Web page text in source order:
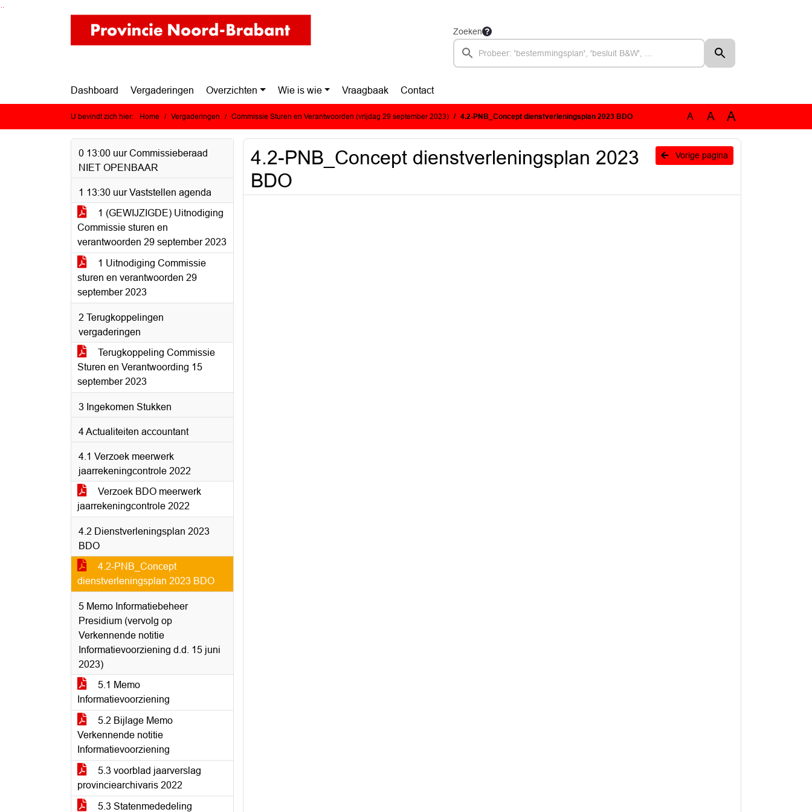
Ga naar de inhoud van deze pagina
Ga naar het zoeken
Ga naar het menu
Zoeken
Dashboard Vergaderingen Overzichten Wie is wie Vraagbaak Contact
U bevindt zich hier: Home Vergaderingen Commissie Sturen en Verantwoorden (vrijdag 29 september 2023) 4.2-PNB_Concept dienstverleningsplan 2023 BDO A A A
0 13:00 uur Commissieberaad
NIET OPENBAAR
1 13:30 uur Vaststellen agenda
1 (GEWIJZIGDE) Uitnodiging
Commissie sturen en
verantwoorden 29 september 2023
1 Uitnodiging Commissie
sturen en verantwoorden 29
september 2023
2 Terugkoppelingen
vergaderingen
Terugkoppeling Commissie
Sturen en Verantwoording 15
september 2023
3 Ingekomen Stukken
4 Actualiteiten accountant
4.1 Verzoek meerwerk
jaarrekeningcontrole 2022
Verzoek BDO meerwerk
jaarrekeningcontrole 2022
4.2 Dienstverleningsplan 2023
BDO
4.2-PNB_Concept
dienstverleningsplan 2023 BDO
5 Memo Informatiebeheer
Presidium (vervolg op
Verkennende notitie
Informatievoorziening d.d. 15 juni
2023)
5.1 Memo
Informatievoorziening
5.2 Bijlage Memo
Verkennende notitie
Informatievoorziening
5.3 voorblad jaarverslag
provinciearchivaris 2022
5.3 Statenmededeling
Vorige pagina
4.2-PNB_Concept dienstverleningsplan 2023
BDO